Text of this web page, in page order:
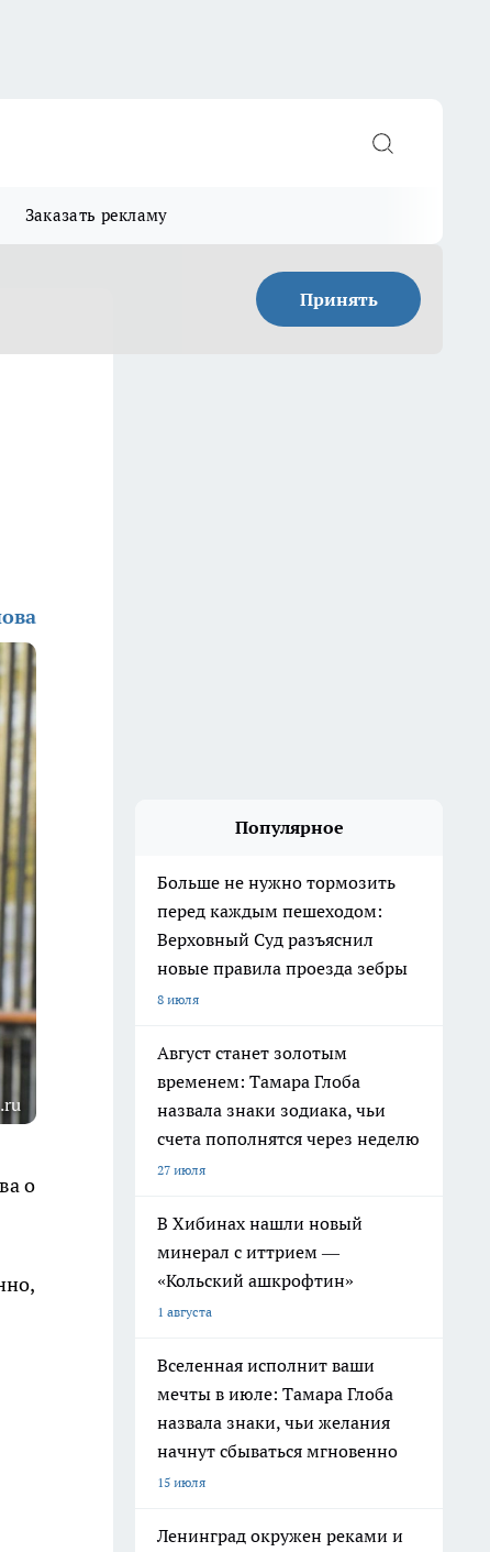
Заказать рекламу
Принять
о
Популярное
Больше не нужно тормозить
перед каждым пешеходом:
Верховный Суд разъяснил
новые правила проезда зебры
8 июля
Август станет золотым
временем: Тамара Глоба
назвала знаки зодиака, чьи
счета пополнятся через неделю
27 июля
В Хибинах нашли новый
минерал с иттрием —
«Кольский ашкрофтин»
1 августа
Вселенная исполнит ваши
мечты в июле: Тамара Глоба
назвала знаки, чьи желания
начнут сбываться мгновенно
15 июля
Ленинград окружен реками и